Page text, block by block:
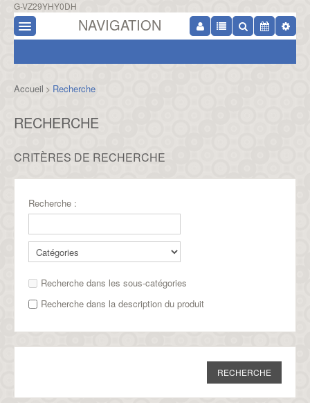
G-VZ29YHY0DH
NAVIGATION
Accueil > Recherche
RECHERCHE
CRITÈRES DE RECHERCHE
Recherche :
Recherche dans les sous-catégories
Recherche dans la description du produit